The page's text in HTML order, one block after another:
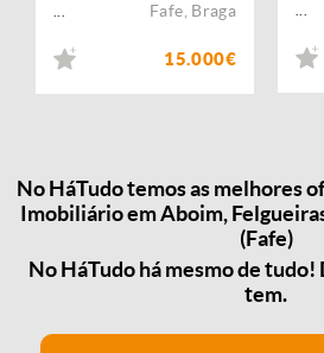
Fafe Braga
15.000€
No HáTudo temos as melhores
Imobiliário em Aboim,
(Fafe)
No HáTudo há mesmo de tudo!
tem.